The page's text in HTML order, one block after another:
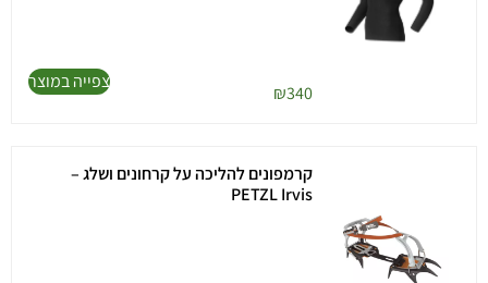
₪340
צפייה במוצר
קרמפונים להליכה על קרחונים ושלג –
PETZL Irvis